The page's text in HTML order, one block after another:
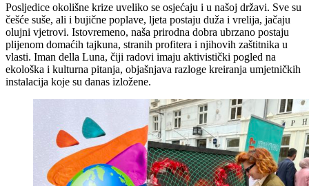
Posljedice okolišne krize uveliko se osjećaju i u našoj državi. Sve su
češće suše, ali i bujične poplave, ljeta postaju duža i vrelija, jačaju
olujni vjetrovi. Istovremeno, naša prirodna dobra ubrzano postaju
plijenom domaćih tajkuna, stranih profitera i njihovih zaštitnika u
vlasti. Iman della Luna, čiji radovi imaju aktivistički pogled na
ekološka i kulturna pitanja, objašnjava razloge kreiranja umjetničkih
instalacija koje su danas izložene.